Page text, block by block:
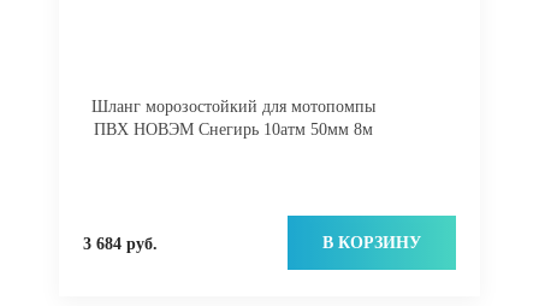
Шланг морозостойкий для мотопомпы
ПВХ НОВЭМ Снегирь 10атм 50мм 8м
3 684 руб. В КОРЗИНУ